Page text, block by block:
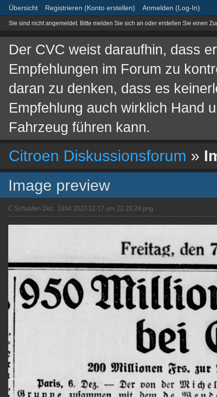
Übersicht Registrieren (Konto erstellen) Anmelden (Log-In)
Sie sind nicht angemeldet. Bitte melden Sie sich an oder erstellen Sie einen
Der CVC weist daraufhin, dass
Empfehlungen im Forum zu
daran zu denken, dass es
Empfehlung auch wirklich Hand
Fahrzeug führen kann.
Citroen Diskussionsforum »
Image preview
C Schulden Dez. 1934 2022-12-17 um 22.29.24.png